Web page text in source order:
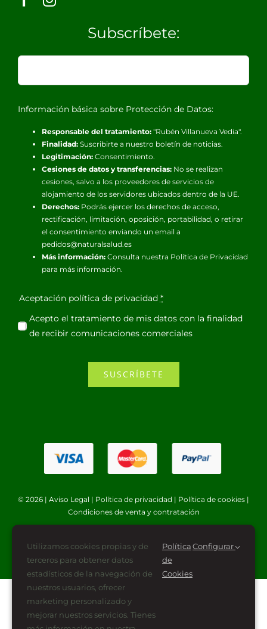
Subscríbete:
Información básica sobre Protección de Datos:
Responsable del tratamiento:"Rubén Villanueva Vedia".
Finalidad:Suscribirte a nuestro boletín de noticias.
Legitimación:Consentimiento.
Cesiones de datos y transferencias:No se realizan
cesiones, salvo a los proveedores de servicios de
alojamiento de los servidores ubicados dentro de la UE.
Derechos:Podrás ejercer los derechos de acceso,
rectificación, limitación, oposición, portabilidad, o retirar
el consentimiento enviando un email a
pedidos@naturalsalud.es
Más información:Consulta nuestra Política de Privacidad
para más información.
Aceptación política de privacidad *
Acepto el tratamiento de mis datos con la finalidad
de recibir comunicaciones comerciales
SUSCRÍBETE
© 2026 | Aviso Legal | Política de privacidad | Política de cookies |
Condiciones de venta y contratación
Utilizamos cookies propias y de
terceros para obtener datos
estadísticos de la navegación de
nuestros usuarios, ofrecer
marketing personalizado y
mejorar nuestros servicios. Tienes
Política
de
Cookies
Configurar